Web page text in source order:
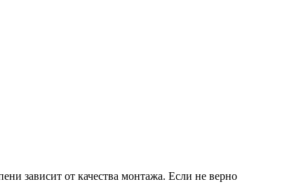
зависит от качества монтажа. Если не верно